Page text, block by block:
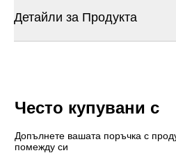
Детайли за Продукта
Често купувани с
Допълнете вашата поръчка с
помежду си